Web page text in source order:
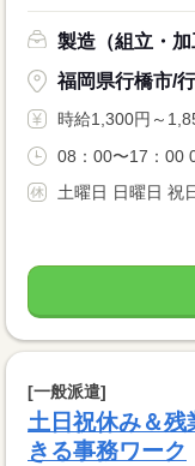
製造（組立・加
福岡県行橋市/
時給1,300円～
08：00〜17：00
土曜日 日曜日 祝
[一般派遣]
土日祝休み＆
きる事務ワーク